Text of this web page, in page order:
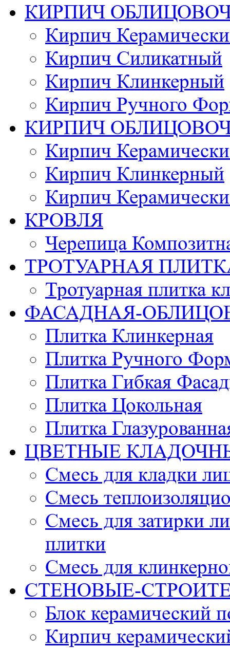
КИРПИЧ
Кирпич
Кирпич Силикатный
Кирпич Клинкерный
Кирпич Ручного
КИРПИЧ
Кирпич
Кирпич Клинкерный
Кирпич
КРОВЛЯ
Черепица
ТРОТУАРНАЯ
Тротуарная плитка
ФАСАДНАЯ-
Плитка Клинкерная
Плитка Ручного
Плитка Гибкая
Плитка Цокольная
Плитка
ЦВЕТНЫЕ
Смесь для кладки
Смесь
Смесь для затирки
плитки
Смесь для
СТЕНОВЫЕ-
Блок керамический
Кирпич